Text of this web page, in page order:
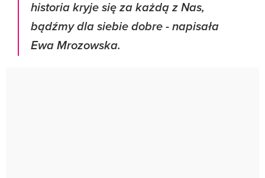
historia kryje się za każdą z Nas,
bądźmy dla siebie dobre - napisała
Ewa Mrozowska.